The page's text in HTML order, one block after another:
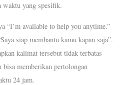
waktu yang spesifik.
“I’m available to help you anytime.”
siap membantu kamu kapan saja”.
kalimat tersebut tidak terbatas
memberikan pertolongan
24 jam.